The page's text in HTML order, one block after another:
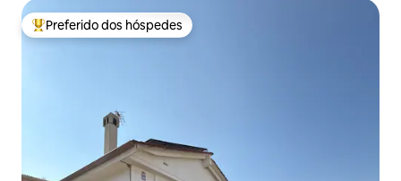
Entre os melhores preferidos dos hóspedes
Preferido dos hóspedes